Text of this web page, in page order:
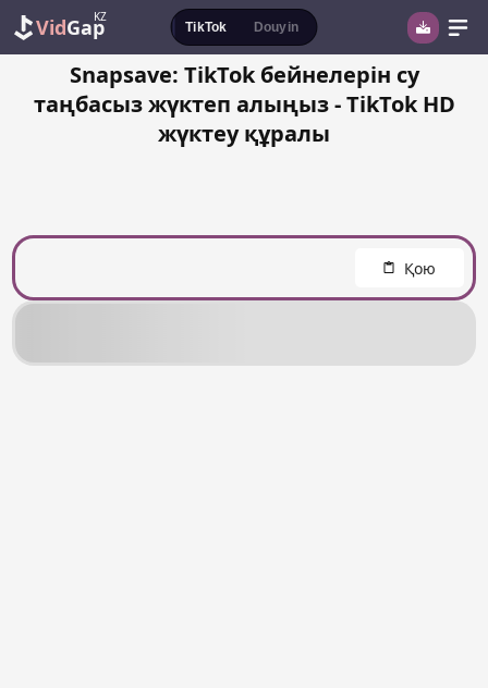
TikTok Douyin
VidGap
KZ
Snapsave: TikTok бейнелерін су
таңбасыз жүктеп алыңыз - TikTok HD
жүктеу құралы
Қою